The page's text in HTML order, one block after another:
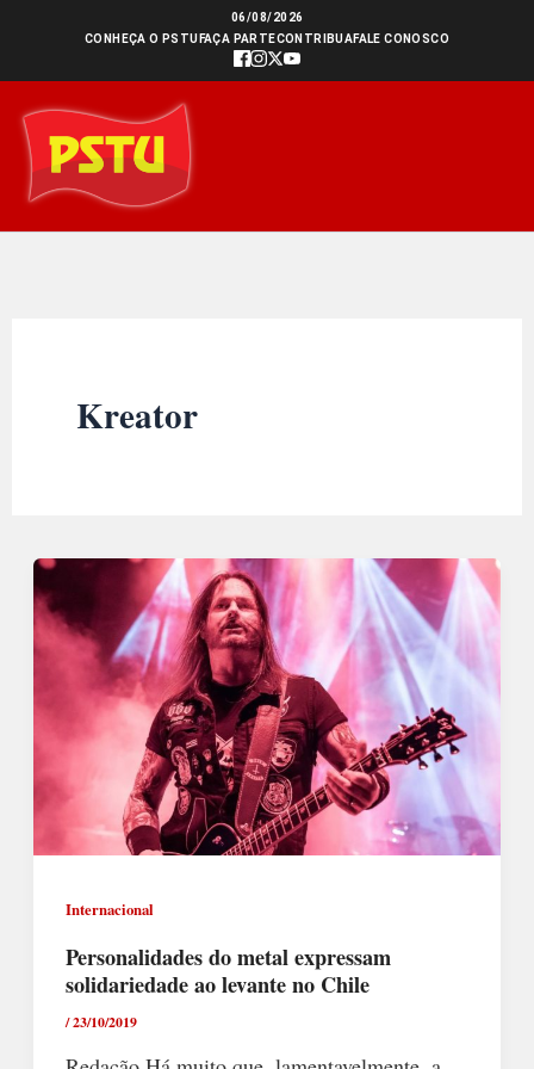
conteúdo
06/08/2026
CONHEÇA O PSTU FAÇA PARTECONTRIBUAFALE CONOSCO
Kreator
Internacional
Personalidades do metal expressam
solidariedade ao levante no Chile
/23/10/2019